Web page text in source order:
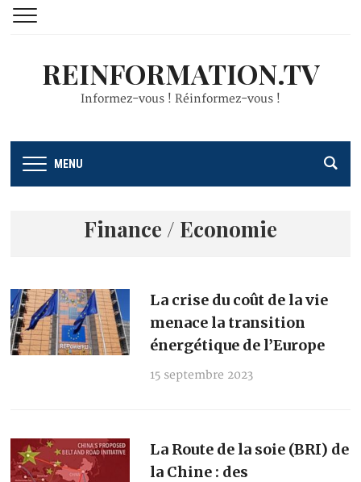
REINFORMATION.TV
Informez-vous ! Réinformez-vous !
MENU
Finance / Economie
La crise du coût de la vie
menace la transition
énergétique de l’Europe
15 septembre 2023
La Route de la soie (BRI) de
la Chine : des